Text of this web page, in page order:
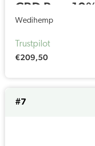
CBD Pure 10%
(30ml)
Wedihemp
Trustpilot
€209,50
#7